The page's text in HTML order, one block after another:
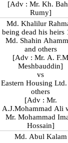
[Adv : Mr. Kh.
Rumy]
Md. Khalilur
being dead his heirs
Md. Shahin
and others
[Adv : Mr. A.
Meshbauddin]
vs
Eastern Housing
others
[Adv : Mr.
A.J.Mohammad Ali
Mr. Mohammad
Hossain]
Md. Abul Kalam